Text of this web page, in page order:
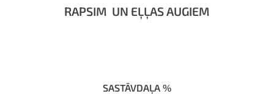
RAPSIM UN EĻĻAS AUGIEM
SASTĀVDAĻA %